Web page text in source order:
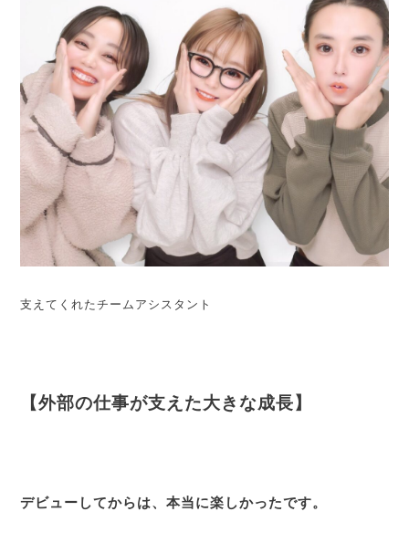
支えてくれたチームアシスタント
【外部の仕事が支えた大きな成長】
デビューしてからは、本当に楽しかったです。